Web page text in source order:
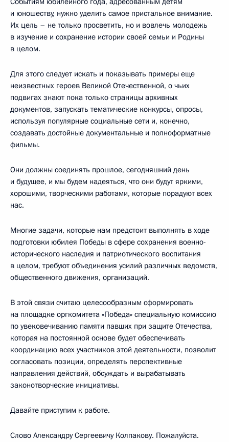
и юношеству, нужно уделить самое пристальное внимание.
Их цель – не только просветить, но и вовлечь молодежь
в изучение и сохранение истории своей семьи и Родины
в целом.
Для этого следует искать и показывать примеры еще
неизвестных героев Великой Отечественной, о чьих
подвигах знают пока только страницы архивных
документов, запускать тематические конкурсы, опросы,
используя популярные социальные сети и, конечно,
создавать достойные документальные и полноформатные
фильмы.
Они должны соединять прошлое, сегодняшний день
и будущее, и мы будем надеяться, что они будут яркими,
хорошими, творческими работами, которые порадуют всех
нас.
Многие задачи, которые нам предстоит выполнять в ходе
подготовки юбилея Победы в сфере сохранения военно-
исторического наследия и патриотического воспитания
в целом, требуют объединения усилий различных ведомств,
общественного движения, организаций.
В этой связи считаю целесообразным сформировать
на площадке оргкомитета «Победа» специальную комиссию
по увековечиванию памяти павших при защите Отечества,
которая на постоянной основе будет обеспечивать
координацию всех участников этой деятельности, позволит
согласовать позиции, определять перспективные
направления действий, обсуждать и вырабатывать
законотворческие инициативы.
Давайте приступим к работе.
Слово Александру Сергеевичу Колпакову. Пожалуйста.